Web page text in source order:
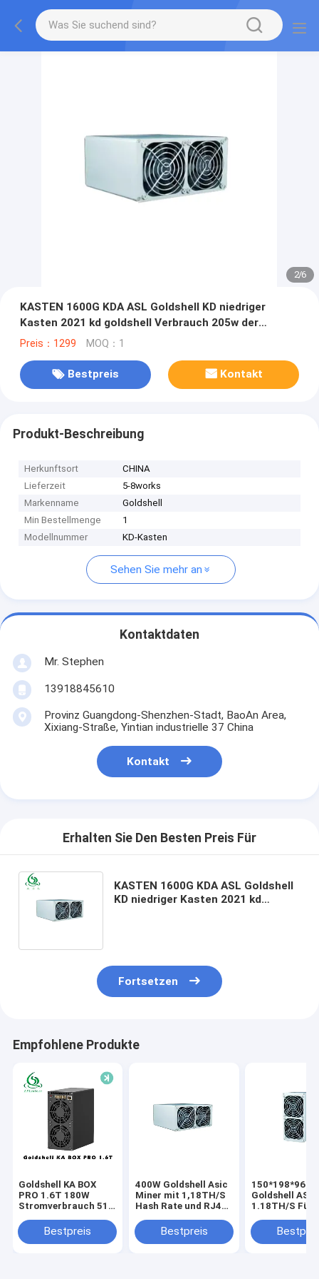
2/6
KASTEN 1600G KDA ASL Goldshell KD niedriger
Kasten 2021 kd goldshell Verbrauch 205w der
Münzen-Bergwerksmaschine
Preis：1299 MOQ：1
Bestpreis Kontakt
Produkt-Beschreibung
Herkunftsort
CHINA
Lieferzeit
5-8works
Markenname
Goldshell
Min Bestellmenge
1
Modellnummer
KD-Kasten
Sehen Sie mehr an
Kontaktdaten
Mr. Stephen
13918845610
Provinz Guangdong-Shenzhen-Stadt, BaoAn Area,
Xixiang-Straße, Yintian industrielle 37 China
Kontakt
Erhalten Sie Den Besten Preis Für
KASTEN 1600G KDA ASL Goldshell
KD niedriger Kasten 2021 kd
Fortsetzen
Empfohlene Produkte
Goldshell KA BOX
PRO 1.6T 180W
Stromverbrauch 512
Speicheroberfläche
Bestpreis
400W Goldshell Asic
Miner mit 1,18TH/S
Hash Rate und RJ45
NetzwerkBestpreis
150*198*96
Goldshell
1.18TH/S Für
Münzen